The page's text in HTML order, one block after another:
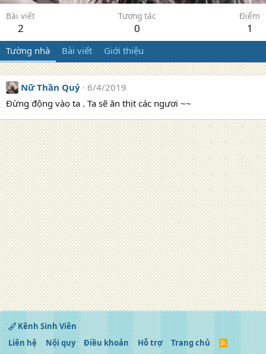
Bài viết
2
Tương tác
0
Điểm
1
Tường nhà Bài viết Giới thiệu
Nữ Thần Quỷ
6/4/2019
Đừng động vào ta . Ta sẽ ăn thịt các ngươi ~~
Kênh Sinh Viên
Liên hệ
Nội quy Điều khoản Hỗ trợ Trang chủ
R